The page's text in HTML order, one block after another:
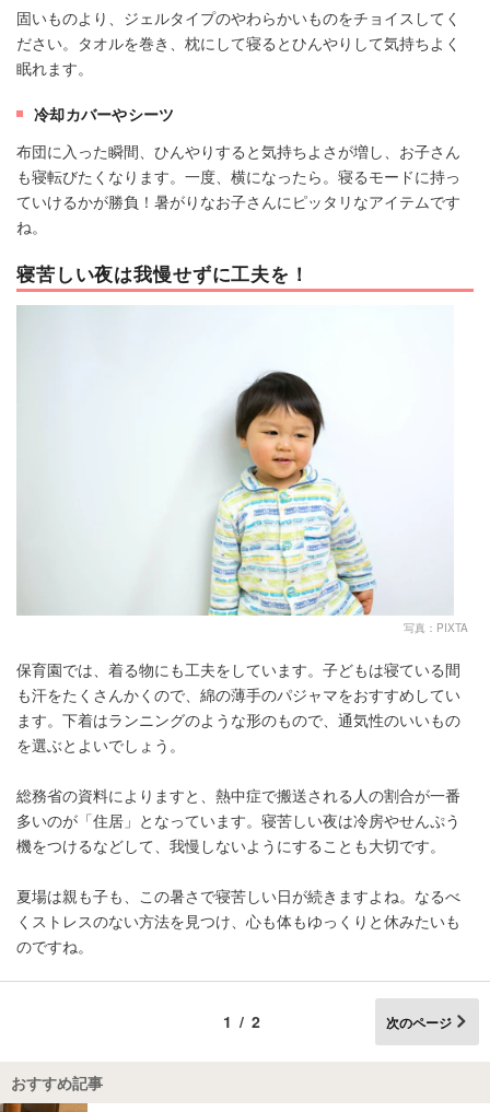
固いものより、ジェルタイプのやわらかいものをチョイスしてく
ださい。タオルを巻き、枕にして寝るとひんやりして気持ちよく
眠れます。
冷却カバーやシーツ
布団に入った瞬間、ひんやりすると気持ちよさが増し、お子さん
も寝転びたくなります。一度、横になったら。寝るモードに持っ
ていけるかが勝負！暑がりなお子さんにピッタリなアイテムです
ね。
寝苦しい夜は我慢せずに工夫を！
写真：PIXTA
保育園では、着る物にも工夫をしています。子どもは寝ている間
も汗をたくさんかくので、綿の薄手のパジャマをおすすめしてい
ます。下着はランニングのような形のもので、通気性のいいもの
を選ぶとよいでしょう。
総務省の資料によりますと、熱中症で搬送される人の割合が一番
多いのが「住居」となっています。寝苦しい夜は冷房やせんぷう
機をつけるなどして、我慢しないようにすることも大切です。
夏場は親も子も、この暑さで寝苦しい日が続きますよね。なるべ
くストレスのない方法を見つけ、心も体もゆっくりと休みたいも
のですね。
1/2 次のページ
おすすめ記事